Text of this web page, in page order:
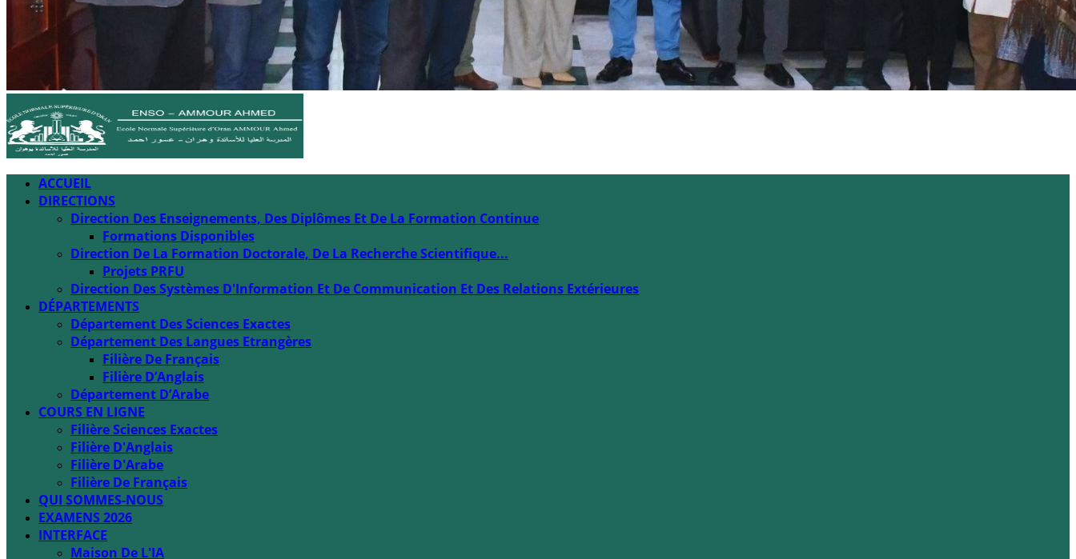
ACCUEIL
DIRECTIONS
Direction Des Enseignements, Des Diplômes Et De La Formation Continue
Formations Disponibles
Direction De La Formation Doctorale, De La Recherche Scientifique...
Projets PRFU
Direction Des Systèmes D'Information Et De Communication Et Des Relations Extérieures
DÉPARTEMENTS
Département Des Sciences Exactes
Département Des Langues Etrangères
Filière De Français
Filière D’Anglais
Département D’Arabe
COURS EN LIGNE
Filière Sciences Exactes
Filière D'Anglais
Filière D'Arabe
Filière De Français
QUI SOMMES-NOUS
EXAMENS 2026
INTERFACE
Maison De L'IA